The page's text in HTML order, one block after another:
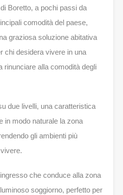
Boretto, a pochi passi da
comodità del paese,
graziosa soluzione abitativa
chi desidera vivere in una
rinunciare alla comodità degli
due livelli, una caratteristica
in modo naturale la zona
gli ambienti più
che conduce alla zona
soggiorno, perfetto per